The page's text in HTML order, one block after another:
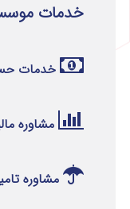
خدمات
خدمات
مشاوره
مشاوره